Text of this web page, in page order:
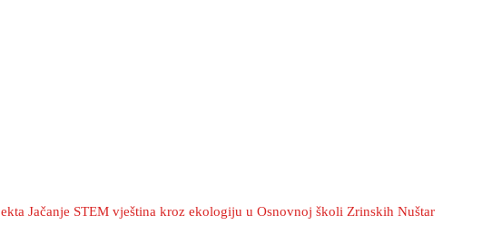
Jačanje STEM vještina kroz ekologiju u Osnovnoj školi Zrinskih Nuštar